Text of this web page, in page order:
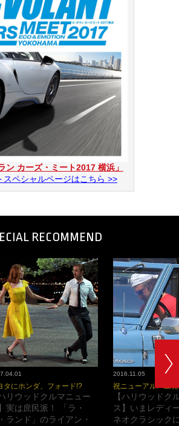
ン カーズ・ミート2017 横浜」
スペシャルページはこちら >>
RECOMMEND
タにホンダ、フォード!?
ハリウッドクルマニュー
実は庶民派！ 「ラ・
ランド」のライアン・
2016.11.05
祝ニューアルバム
【ハリウッドク
ス】いまレディ
ネオクラシック